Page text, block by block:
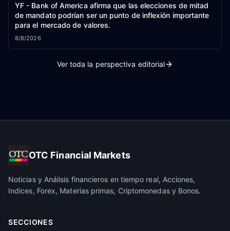
YF - Bank of America afirma que las elecciones de mitad
de mandato podrían ser un punto de inflexión importante
para el mercado de valores.
8/8/2026
Ver toda la perspectiva editorial
OTC Financial Markets
Noticias y Análisis financieros en tiempo real, Acciones,
Indices, Forex, Materias primas, Criptomonedas y Bonos.
SECCIONES